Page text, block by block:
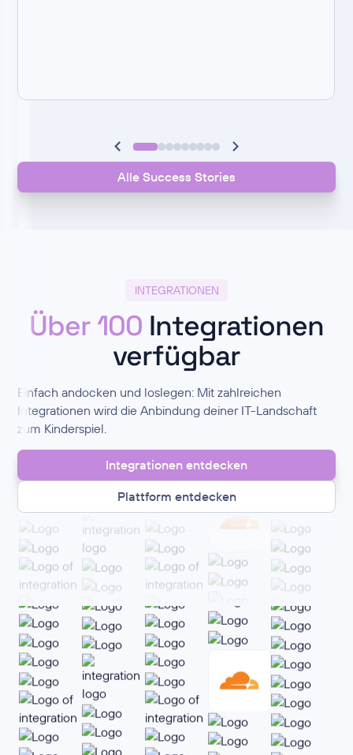
Alle Success Stories
INTEGRATIONEN
Über 100 Integrationen
verfügbar
Einfach andocken und loslegen: Mit zahlreichen
Integrationen wird die Anbindung deiner IT-Landschaft
zum Kinderspiel.
Integrationen entdecken
Plattform entdecken